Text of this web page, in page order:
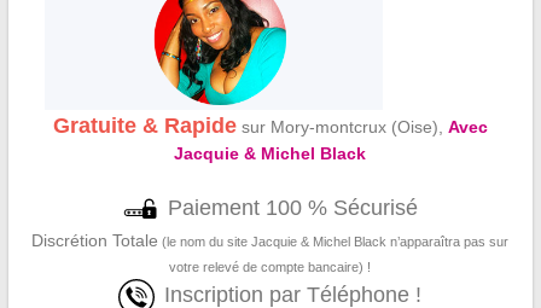
Gratuite & Rapidesur Mory-montcrux (Oise), Avec
Jacquie & Michel Black
Paiement 100 % Sécurisé
Discrétion Totale (le nom du site Jacquie & Michel Black n’apparaîtra pas sur
votre relevé de compte bancaire) !
Inscription par Téléphone !